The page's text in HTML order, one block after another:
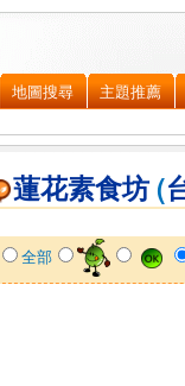
地圖搜尋
主題推薦
蓮花素食坊 (
全部